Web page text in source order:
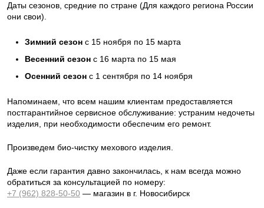
Даты сезонов, средние по стране (Для каждого региона России
они свои).
Зимний сезон с 15 ноября по 15 марта
Весенний сезон с 16 марта по 15 мая
Осенний сезон с 1 сентября по 14 ноября
Напоминаем, что всем нашим клиентам предоставляется
постгарантийное сервисное обслуживание: устраним недочеты
изделия, при необходимости обеспечим его ремонт.
Произведем био-чистку мехового изделия.
Даже если гарантия давно закончилась, к нам всегда можно
обратиться за консультацией по номеру:
+7 (962) 828-50-50 — магазин в г. Новосибирск